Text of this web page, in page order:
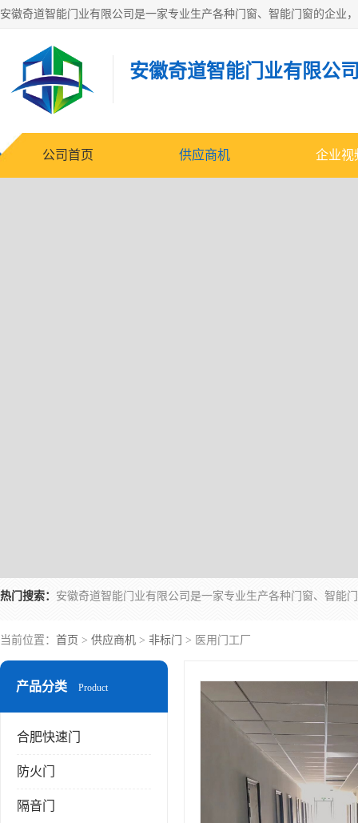
安徽奇道智能门业有限公
公司首页 供应商机 企业视
热门搜索：
当前位置： 首页 > 供应商机 > 非标门 > 医用门工厂
产品分类 Product
合肥快速门
防火门
隔音门